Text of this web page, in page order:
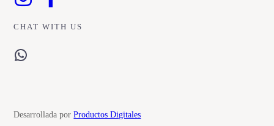
CHAT WITH US
WhatsApp
Desarrollada porProductos Digitales